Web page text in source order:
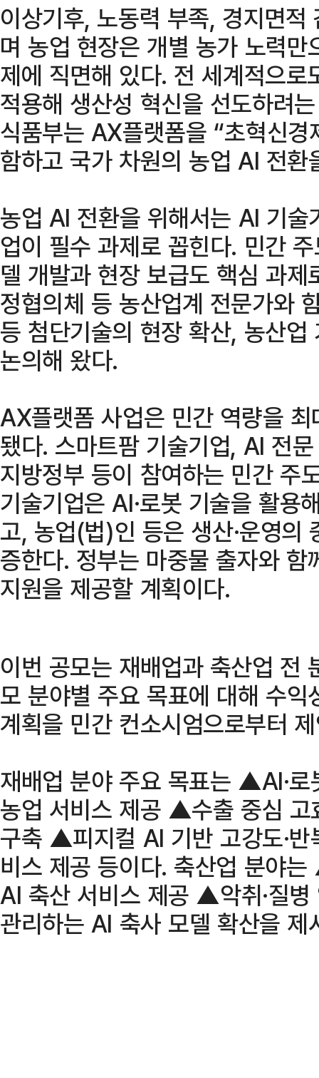
이상기후, 노동력 부족, 경지면
며 농업 현장은 개별 농가 노력
제에 직면해 있다. 전 세계적으
적용해 생산성 혁신을 선도하려
식품부는 AX플랫폼을 “초혁신
함하고 국가 차원의 농업 AI 전
농업 AI 전환을 위해서는 AI 기
업이 필수 과제로 꼽힌다. 민간
델 개발과 현장 보급도 핵심 과
정협의체 등 농산업계 전문가와
등 첨단기술의 현장 확산, 농산
논의해 왔다.
AX플랫폼 사업은 민간 역량을
됐다. 스마트팜 기술기업, AI 전
지방정부 등이 참여하는 민간 주
기술기업은 AI·로봇 기술을 활용
고, 농업(법)인 등은 생산·운영의
증한다. 정부는 마중물 출자와
지원을 제공할 계획이다.
이번 공모는 재배업과 축산업 전
모 분야별 주요 목표에 대해 수
계획을 민간 컨소시엄으로부터
재배업 분야 주요 목표는 ▲AI·
농업 서비스 제공 ▲수출 중심 고
구축 ▲피지컬 AI 기반 고강도·반
비스 제공 등이다. 축산업 분야
AI 축산 서비스 제공 ▲악취·질병
관리하는 AI 축사 모델 확산을 제